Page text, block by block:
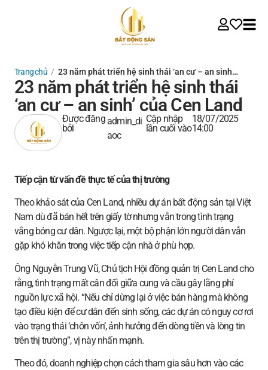
Trang chủ / 23 năm phát triển hệ sinh thái ‘an cư – an sinh…
23 năm phát triển hệ sinh thái
‘an cư – an sinh’ của Cen Land
Được đăng
bởi
admin_di
aoc
Cập nhập
lần cuối vào
18/07/2025
14:00
Tiếp cận từ vấn đề thực tế của thị trường
Theo khảo sát của Cen Land, nhiều dự án bất động sản tại Việt
Nam dù đã bán hết trên giấy tờ nhưng vẫn trong tình trạng
vắng bóng cư dân. Ngược lại, một bộ phận lớn người dân vẫn
gặp khó khăn trong việc tiếp cận nhà ở phù hợp.
Ông Nguyễn Trung Vũ, Chủ tịch Hội đồng quản trị Cen Land cho
rằng, tình trạng mất cân đối giữa cung và cầu gây lãng phí
nguồn lực xã hội. “Nếu chỉ dừng lại ở việc bán hàng mà không
tạo điều kiện để cư dân đến sinh sống, các dự án có nguy cơ rơi
vào trạng thái ‘chôn vốn’, ảnh hưởng đến dòng tiền và lòng tin
trên thị trường”, vị này nhấn mạnh.
Theo đó, doanh nghiệp chọn cách tham gia sâu hơn vào các